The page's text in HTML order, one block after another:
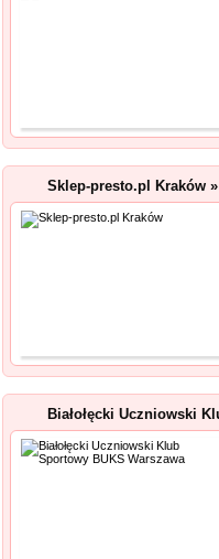
Sklep-presto.pl Kraków »
Białołęcki Uczniowski